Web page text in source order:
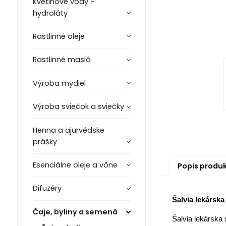
hydroláty
Rastlinné oleje
Rastlinné maslá
Výroba mydiel
Výroba sviečok a sviečky
Henna a ajurvédske
prášky
Esenciálne oleje a vône
Difuzéry
Čaje, byliny a semená
Popis
Šalvia
Šalvia lekárska